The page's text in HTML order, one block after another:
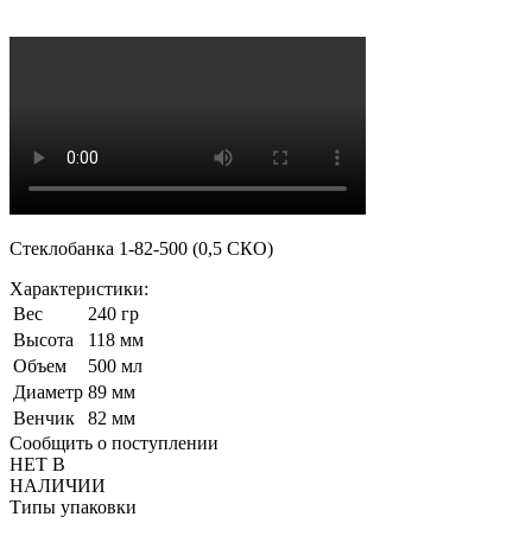
Стеклобанка 1-82-500 (0,5 СКО)
Характеристики:
Bес
240 гр
Высота
118 мм
Объем
500 мл
Диаметр 89 мм
Венчик
82 мм
Сообщить о поступлении
НЕТ В
НАЛИЧИИ
Типы упаковки